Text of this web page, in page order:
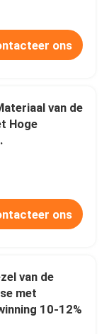
ons
van de
Hoge
ons
van de
met
10-12%